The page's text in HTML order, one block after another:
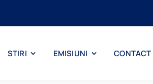
STIRI EMISIUNI CONTACT